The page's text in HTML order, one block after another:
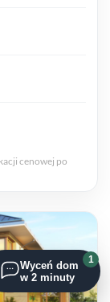
cenowej po
1
Wyceń dom
w 2 minuty